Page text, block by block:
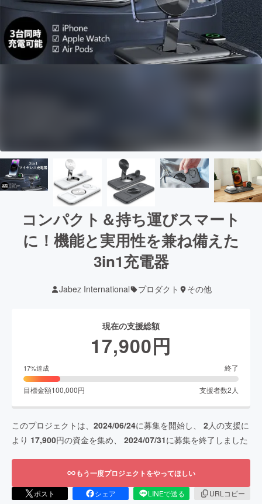
コンパクト＆持ち運びスマート
に！機能と実用性を兼ね備えた
3in1充電器
Jabez International プロダクト その他
現在の支援総額
17,900円
17%達成 終了
目標金額100,000円 支援者数2 人
このプロジェクトは、 2024/06/24に募集を開始し、 2人の支援に
より 17,900円の資金を集め、 2024/07/31に募集を終了しました
もう一度プロジェクトをやってほしい
ポスト シェア LINEで送る
URLコピー